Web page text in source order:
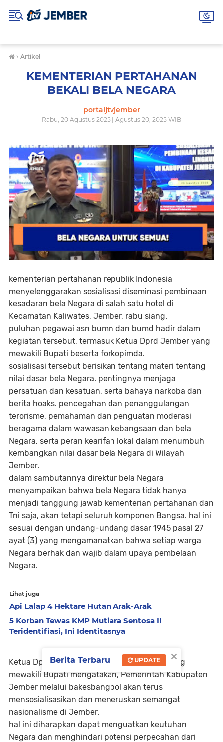
› Artikel
KEMENTERIAN PERTAHANAN
BEKALI BELA NEGARA
portaljtvjember
Rabu, 20 Agustus 2025 | Agustus 20, 2025 WIB
kementerian pertahanan republik Indonesia
menyelenggarakan sosialisasi diseminasi pembinaan
kesadaran bela Negara di salah satu hotel di
Kecamatan Kaliwates, Jember, rabu siang.
puluhan pegawai asn bumn dan bumd hadir dalam
kegiatan tersebut, termasuk Ketua Dprd Jember yang
mewakili Bupati beserta forkopimda.
sosialisasi tersebut berisikan tentang materi tentang
nilai dasar bela Negara. pentingnya menjaga
persatuan dan kesatuan, serta bahaya narkoba dan
berita hoaks. pencegahan dan penanggulangan
terorisme, pemahaman dan penguatan moderasi
beragama dalam wawasan kebangsaan dan bela
Negara, serta peran kearifan lokal dalam menumbuh
kembangkan nilai dasar bela Negara di Wilayah
Jember.
dalam sambutannya direktur bela Negara
menyampaikan bahwa bela Negara tidak hanya
menjadi tanggung jawab kementerian pertahanan dan
Tni saja, akan tetapi seluruh komponen Bangsa. hal ini
sesuai dengan undang-undang dasar 1945 pasal 27
ayat (3) yang mengamanatkan bahwa setiap warga
Negara berhak dan wajib dalam upaya pembelaan
Negara.
Lihat juga
Api Lalap 4 Hektare Hutan Arak-Arak
5 Korban Tewas KMP Mutiara Sentosa II
Teridentifiasi, Ini Identitasnya
Ketua Dprd Jember, Ahmad Halim yang datang
mewakili Bupati mengatakan, Pemerintah Kabupaten
Jember melalui bakesbangpol akan terus
mensosialisasikan dan meneruskan semangat
nasionalisme di Jember.
hal ini diharapkan dapat menguatkan keutuhan
Negara dan menghindari potensi perpecahan dari
×
Berita Terbaru UPDATE